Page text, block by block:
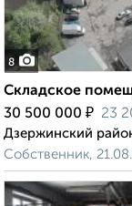
8
Складское
30 500 000 ₽ 23
Дзержинский
Собственник,